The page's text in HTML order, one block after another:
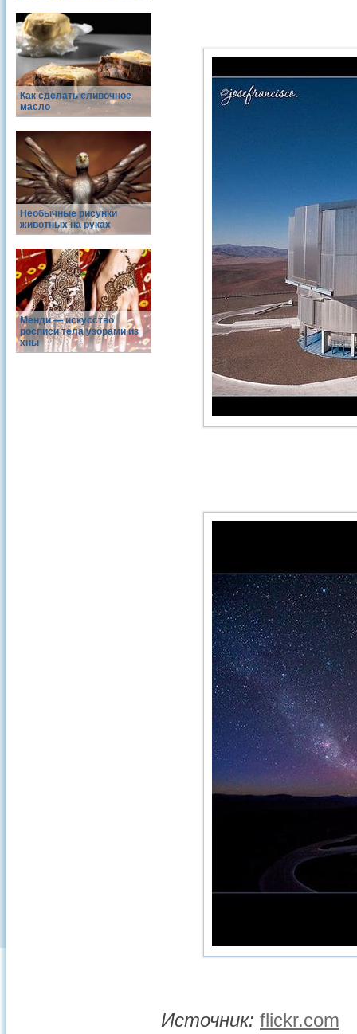
Как сделать сливочное
масло
Необычные рисунки
животных на руках
Менди — искусство
росписи тела узорами из
хны
Источник: flickr.com